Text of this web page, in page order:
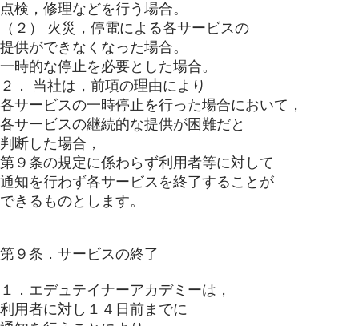
点検，修理などを行う場合。
（２） 火災，停電による各サービスの
提供ができなくなった場合。
一時的な停止を必要とした場合。
２． 当社は，前項の理由により
各サービスの一時停止を行った場合において，
各サービスの継続的な提供が困難だと
判断した場合，
第９条の規定に係わらず利用者等に対して
通知を行わず各サービスを終了することが
できるものとします。
第９条．サービスの終了
１．エデュテイナーアカデミーは，
利用者に対し１４日前までに